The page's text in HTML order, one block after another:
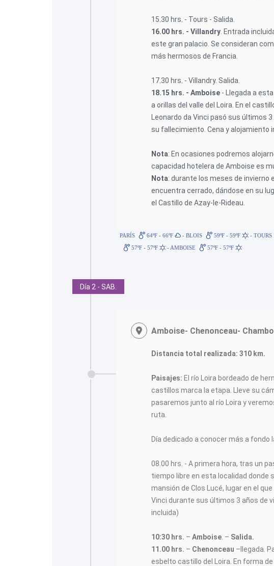
15.30 hrs. - Tours - Salida.
16.00 hrs. - Villandry . Entrada
este gran palacio. Se consideran
más hermosos de Francia.
17.30 hrs. - Villandry. Salida.
18.15 hrs. - Amboise - Llegada a
a orillas del valle del Loira. En el
Leonardo da Vinci pasó sus últimos
su fallecimiento. Cena y alojamiento
Nota: En ocasiones podremos
capacidad hotelera de Amboise es
Nota: durante los meses de invierno
encuentra cerrado, dándose en su
el Castillo de Azay-le-Rideau.
PARÍS 64ºF - 66ºF - BLOIS 59ºF - 59ºF - TOURS
57ºF - 57ºF
- AMBOISE 57ºF - 57ºF
Día 2 - SAB.
Amboise- Chenonceau-
Distancia total realizada: 310 km.
Paisajes: El río Loira bordeado de
castillos marca la etapa. Lleve su
pasaremos junto al río Loira y
ruta.
Día dedicado a conocer más a fondo
08.00 hrs. - A primera hora, tras un
tiempo libre en esta localidad donde
mansión de Clos Lucé, lugar en el
Vinci durante sus últimos 3 años de
incluida)
10:30 hrs. –Amboise . – Salida.
11.00 hrs. – Chenonceau –llegada.
esbelto castillo del Loira. En forma